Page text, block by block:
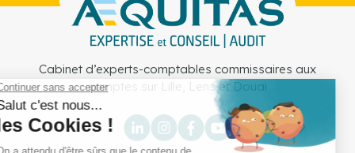
Cabinet d’experts-comptables commissaires aux
comptes sur Lille, Lens et Douai